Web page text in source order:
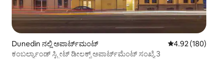
Dunedin ನಲ್ಲಿ ಅಪಾರ್ಟ್‌ಮಂಟ್ 5 ರಲ್ಲಿ 4.92
4.92 (180)
ಕಂಬರ್ಲ್ಯಾಂಡ್ ಸ್ಟ್ರೀಟ್ ಡೀಲಕ್ಸ್ ಅಪಾರ್ಟ್‌ಮೆಂಟ್ ಸಂಖ್ಯೆ 3